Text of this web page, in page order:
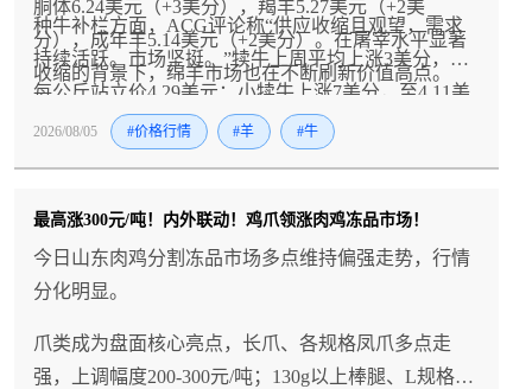
胴体6.24美元（+3美分），羯羊5.27美元（+2美
分），成年羊5.14美元（+2美分）。在屠宰水平显著
收缩的背景下，绵羊市场也在不断刷新价值高点。
种牛补栏方面，ACG评论称“供应收缩且观望，需求
持续活跃。市场坚挺。”犊牛上周平均上涨3美分，至
每公斤站立价4.29美元；小犊牛上涨7美分，至4.11美
元；越冬母牛同样上涨（2.45美元）。
2026/08/05 #价格行情 #羊 #牛
最高涨300元/吨！内外联动！鸡爪领涨肉鸡冻品市场！
今日山东肉鸡分割冻品市场多点维持偏强走势，行情
分化明显。
爪类成为盘面核心亮点，长爪、各规格凤爪多点走
强，上调幅度200-300元/吨；130g以上棒腿、L规格翅